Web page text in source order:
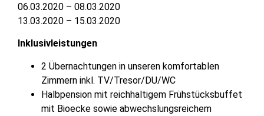
06.03.2020 – 08.03.2020
13.03.2020 – 15.03.2020
Inklusivleistungen
2 Übernachtungen in unseren komfortablen
Zimmern inkl. TV/Tresor/DU/WC
Halbpension mit reichhaltigem Frühstücksbuffet
mit Bioecke sowie abwechslungsreichem